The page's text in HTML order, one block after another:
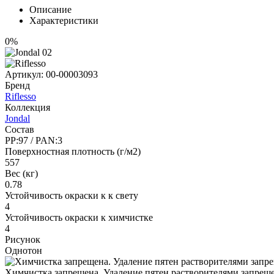
Описание
Характеристики
0%
Артикул: 00-00003093
Бренд
Riflesso
Коллекция
Jondal
Состав
PP:97 / PAN:3
Поверхностная плотность (г/м2)
557
Вес (кг)
0.78
Устойчивость окраски к к свету
4
Устойчивость окраски к химчистке
4
Рисунок
Однотон